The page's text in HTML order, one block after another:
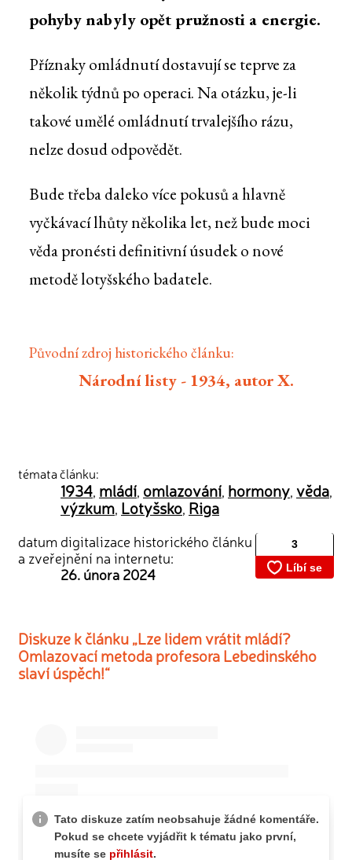
pohyby nabyly opět pružnosti a energie.
Příznaky omládnutí dostavují se teprve za
několik týdnů po operaci. Na otázku, je-li
takové umělé omládnutí trvalejšího rázu,
nelze dosud odpovědět.
Bude třeba daleko více pokusů a hlavně
vyčkávací lhůty několika let, než bude moci
věda pronésti definitivní úsudek o nové
metodě lotyšského badatele.
Původní zdroj historického článku:
Národní listy - 1934, autor X.
témata článku:
1934 mládí omlazování hormony věda
výzkum Lotyšsko Riga
datum digitalizace historického článku
a zveřejnění na internetu:
26. února 2024
Diskuze k článku „Lze lidem vrátit mládí?
Omlazovací metoda profesora Lebedinského
slaví úspěch!“